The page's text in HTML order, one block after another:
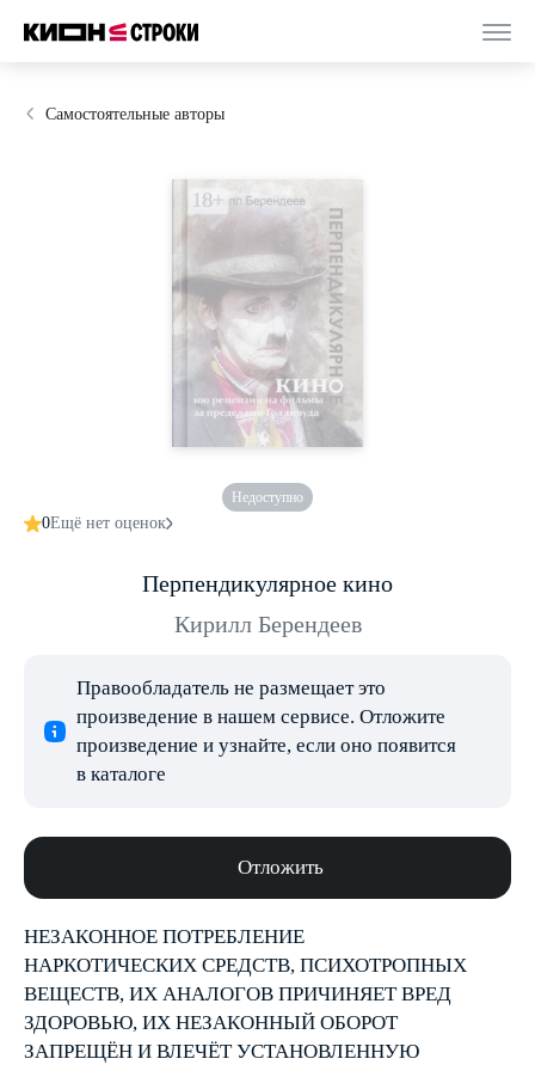
Самостоятельные авторы
Недоступно
0Ещё нет оценок
Перпендикулярное кино
Кирилл Берендеев
Правообладатель не размещает это
произведение в нашем сервисе. Отложите
произведение и узнайте, если оно появится
в каталоге
Отложить
НЕЗАКОННОЕ ПОТРЕБЛЕНИЕ
НАРКОТИЧЕСКИХ СРЕДСТВ, ПСИХОТРОПНЫХ
ВЕЩЕСТВ, ИХ АНАЛОГОВ ПРИЧИНЯЕТ ВРЕД
ЗДОРОВЬЮ, ИХ НЕЗАКОННЫЙ ОБОРОТ
ЗАПРЕЩЁН И ВЛЕЧЁТ УСТАНОВЛЕННУЮ